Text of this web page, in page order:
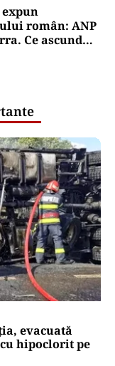
român: ANP
Ce ascund
evacuată
hipoclorit pe